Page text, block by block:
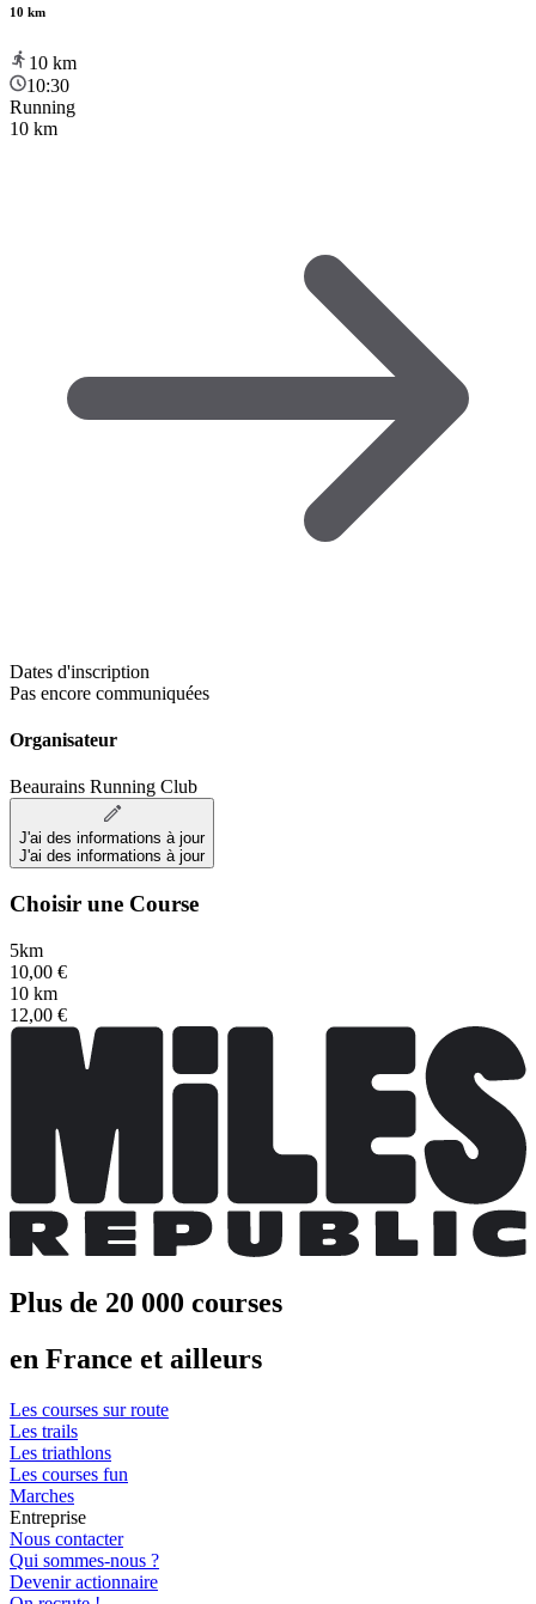
10 km
10 km
10:30
Running
10 km
Dates d'inscription
Pas encore communiquées
Organisateur
Beaurains Running Club
J'ai des informations à jour
J'ai des informations à jour
Choisir une Course
5km
10,00 €
10 km
12,00 €
Plus de 20 000 courses
en France et ailleurs
Les courses sur route
Les trails
Les triathlons
Les courses fun
Marches
Entreprise
Nous contacter
Qui sommes-nous ?
Devenir actionnaire